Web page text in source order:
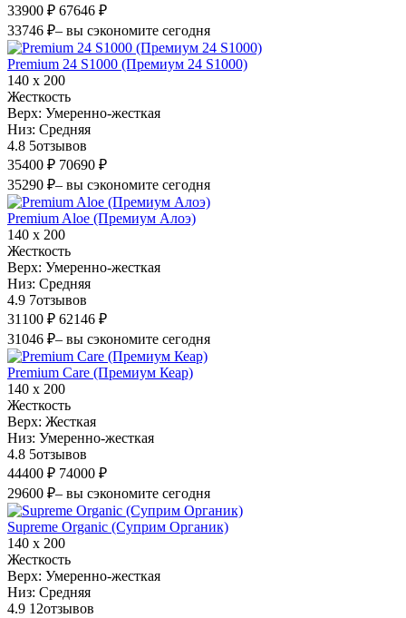
33900 ₽ 67646 ₽
33746 ₽– вы сэкономите сегодня
Premium 24 S1000 (Премиум 24 S1000)
140 х 200
Жесткость
Верх: Умеренно-жесткая
Низ: Средняя
4.8 5отзывов
35400 ₽ 70690 ₽
35290 ₽– вы сэкономите сегодня
Premium Aloe (Премиум Алоэ)
140 х 200
Жесткость
Верх: Умеренно-жесткая
Низ: Средняя
4.9 7отзывов
31100 ₽ 62146 ₽
31046 ₽– вы сэкономите сегодня
Premium Care (Премиум Кеар)
140 х 200
Жесткость
Верх: Жесткая
Низ: Умеренно-жесткая
4.8 5отзывов
44400 ₽ 74000 ₽
29600 ₽– вы сэкономите сегодня
Supreme Organic (Суприм Органик)
140 х 200
Жесткость
Верх: Умеренно-жесткая
Низ: Средняя
4.9 12отзывов